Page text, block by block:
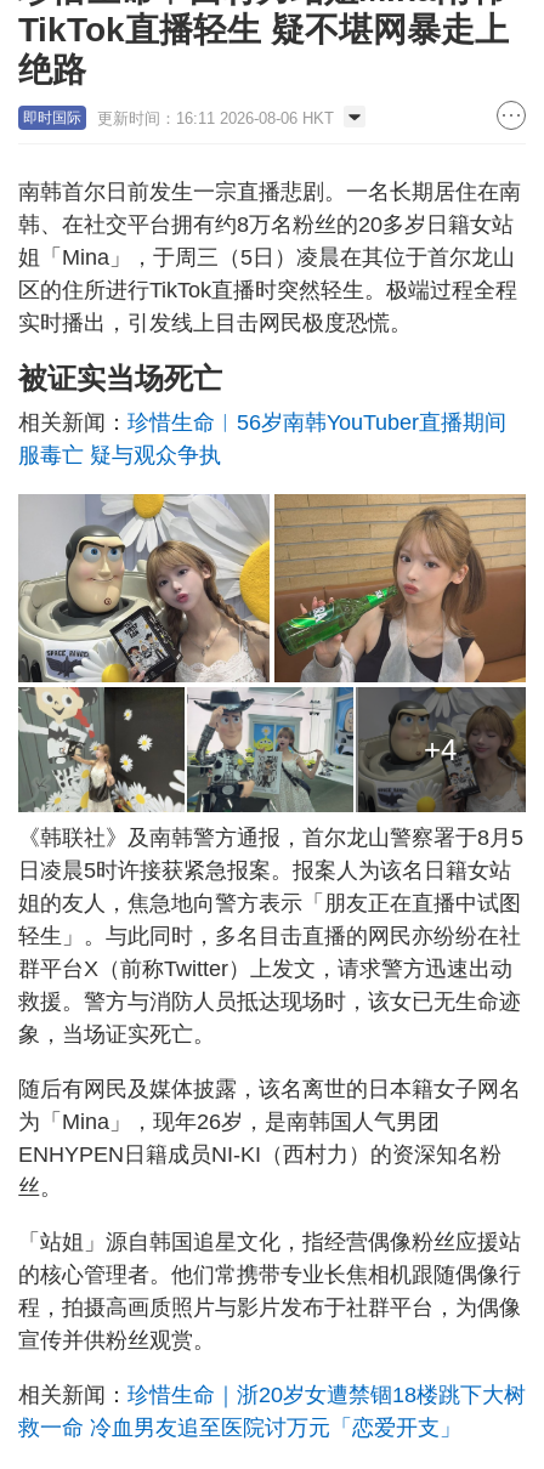
TikTok直播轻生 疑不堪网暴走上
绝路
即时国际 更新时间：16:11 2026-08-06 HKT
南韩首尔日前发生一宗直播悲剧。一名长期居住在南
韩、在社交平台拥有约8万名粉丝的20多岁日籍女站
姐「Mina」，于周三（5日）凌晨在其位于首尔龙山
区的住所进行TikTok直播时突然轻生。极端过程全程
实时播出，引发线上目击网民极度恐慌。
被证实当场死亡
相关新闻： 珍惜生命︱56岁南韩YouTuber直播期间
服毒亡 疑与观众争执
+4
《韩联社》及南韩警方通报，首尔龙山警察署于8月5
日凌晨5时许接获紧急报案。报案人为该名日籍女站
姐的友人，焦急地向警方表示「朋友正在直播中试图
轻生」。与此同时，多名目击直播的网民亦纷纷在社
群平台X（前称Twitter）上发文，请求警方迅速出动
救援。警方与消防人员抵达现场时，该女已无生命迹
象，当场证实死亡。
随后有网民及媒体披露，该名离世的日本籍女子网名
为「Mina」，现年26岁，是南韩国人气男团
ENHYPEN日籍成员NI-KI（西村力）的资深知名粉
丝。
「站姐」源自韩国追星文化，指经营偶像粉丝应援站
的核心管理者。他们常携带专业长焦相机跟随偶像行
程，拍摄高画质照片与影片发布于社群平台，为偶像
宣传并供粉丝观赏。
相关新闻： 珍惜生命｜浙20岁女遭禁锢18楼跳下大树
救一命 冷血男友追至医院讨万元「恋爱开支」